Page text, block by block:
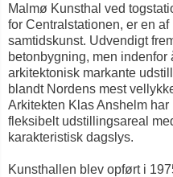
Malmø Kunsthal ved
for Centralstationen, er en
samtidskunst. Udvendigt
betonbygning, men indenfor
arkitektonisk markante
blandt Nordens mest
Arkitekten Klas Anshelm
fleksibelt udstillingsareal
karakteristisk dagslys.
Kunsthallen blev opført i